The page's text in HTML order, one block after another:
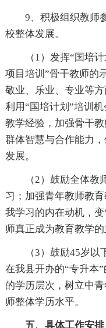
9、积极组织教师
校整体发展。
（1）发挥“国培
项目培训”骨干教师的
敬业、乐业、专业等
利用“国培计划”培训
教学经验，加强骨干
群体智慧与合作能力
发展。
（2）鼓励全体
习；加强青年教师教
我学习的内在动机，
师真正成为教育教学的
（3）鼓励45岁
在我县开办的“专升本
的学历层次，树立中
师整体学历水平。
五、具体工作安排